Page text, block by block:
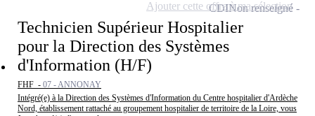
Technicien Supérieur Hospitalier
pour la Direction des Systèmes
d'Information (H/F)
FHF - 07 - ANNONAY
Intégré(e) à la Direction des Systèmes d'Information du Centre hospitalier d'Ardèche
Nord, établissement rattaché au groupement hospitalier de territoire de la Loire, vous
CDINon renseigné
Ajouter cette offre à ma sélection